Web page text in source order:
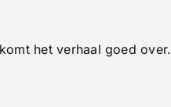
het verhaal goed over.